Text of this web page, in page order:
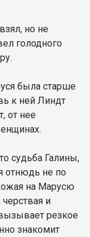
но не
голодного
была старше
к ней Линдт
от нее
судьба Галины,
отнюдь не по
на Марусю
и
резкое
знакомит